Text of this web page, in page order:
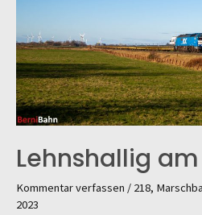
Lehnshallig am
Kommentar verfassen / 218,
2023